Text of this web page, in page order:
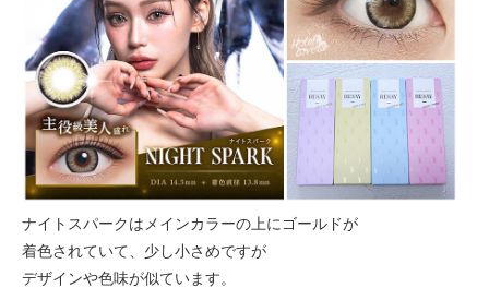
ナイトスパークはメインカラーの上にゴールドが
着色されていて、少し小さめですが
デザインや色味が似ています。